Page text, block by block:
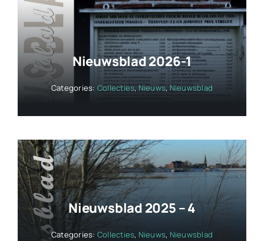
Nieuwsblad 2026-1
Categories: Collecties, Nieuws, Nieuwsblad
Nieuwsblad 2025 – 4
Categories: Collecties, Nieuws, Nieuwsblad